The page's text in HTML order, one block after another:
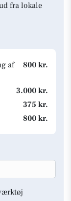
fra lokale
af
800 kr.
3.000 kr.
375 kr.
800 kr.